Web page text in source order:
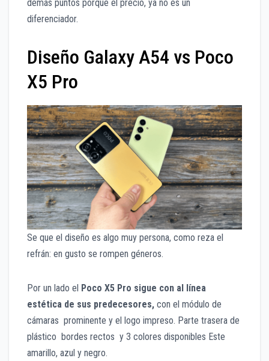
demás puntos porque el precio, ya no es un
diferenciador.
Diseño Galaxy A54 vs Poco
X5 Pro
Se que el diseño es algo muy persona, como reza el
refrán: en gusto se rompen géneros.
Por un lado el Poco X5 Pro sigue con al línea
estética de sus predecesores, con el módulo de
cámaras prominente y el logo impreso. Parte trasera de
plástico bordes rectos y 3 colores disponibles Este
amarillo, azul y negro.